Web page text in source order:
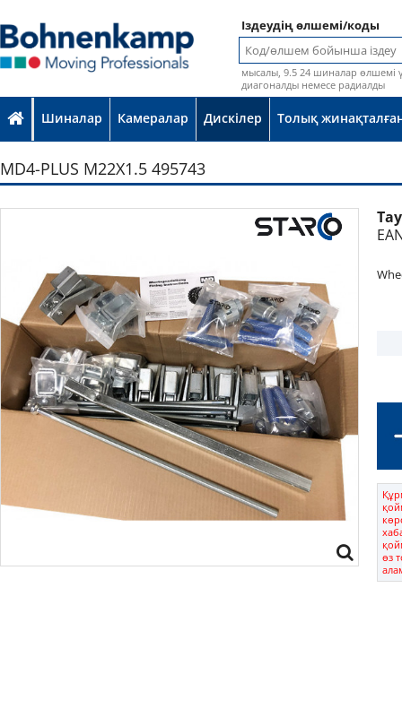
Іздеудің өлшемі/коды
мысалы, 9.5 24 шиналар өлшемі
диагоналды немесе радиалды
Шиналар Камералар Дискілер Толық
MD4-PLUS M22X1.5 495743
Фотосурет кепілдіксіз ұсынылады
өз